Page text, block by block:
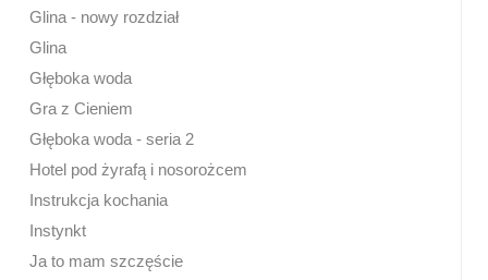
Glina - nowy rozdział
Glina
Głęboka woda
Gra z Cieniem
Głęboka woda - seria 2
Hotel pod żyrafą i nosorożcem
Instrukcja kochania
Instynkt
Ja to mam szczęście